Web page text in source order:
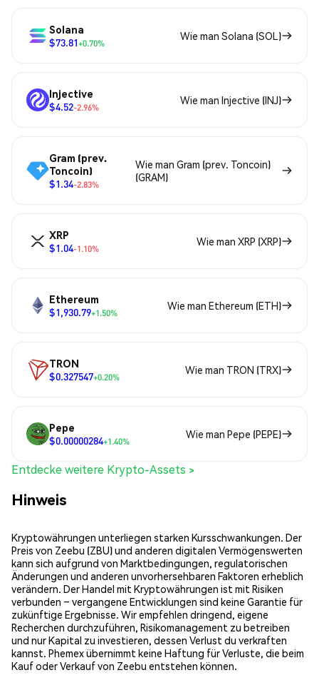
Solana
$73.81+0.70%
Wie man Solana (SOL)
Injective
$4.52-2.96%
Wie man Injective (INJ)
Gram (prev.
Toncoin)
$1.34-2.83%
Wie man Gram (prev. Toncoin)
(GRAM)
XRP
$1.04-1.10%
Wie man XRP (XRP)
Ethereum
$1,930.79+1.50%
Wie man Ethereum (ETH)
TRON
$0.327547+0.20%
Wie man TRON (TRX)
Pepe
$0.00000284+1.40%
Wie man Pepe (PEPE)
Entdecke weitere Krypto-Assets >
Hinweis
Kryptowährungen unterliegen starken Kursschwankungen. Der
Preis von Zeebu (ZBU) und anderen digitalen Vermögenswerten
kann sich aufgrund von Marktbedingungen, regulatorischen
Änderungen und anderen unvorhersehbaren Faktoren erheblich
verändern. Der Handel mit Kryptowährungen ist mit Risiken
verbunden – vergangene Entwicklungen sind keine Garantie für
zukünftige Ergebnisse. Wir empfehlen dringend, eigene
Recherchen durchzuführen, Risikomanagement zu betreiben
und nur Kapital zu investieren, dessen Verlust du verkraften
kannst. Phemex übernimmt keine Haftung für Verluste, die beim
Kauf oder Verkauf von Zeebu entstehen können.